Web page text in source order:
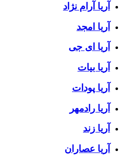
آریا آرام نژاد
آریا امجد
آریا ای جی
آریا بیات
آریا پودات
آریا رادمهر
آریا زند
آریا عصاران